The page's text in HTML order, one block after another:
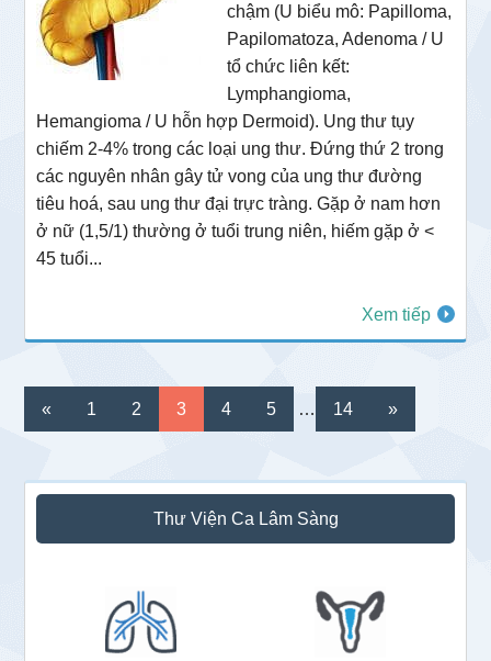
chậm (U biểu mô: Papilloma,
Papilomatoza, Adenoma / U
tổ chức liên kết:
Lymphangioma,
Hemangioma / U hỗn hợp Dermoid). Ung thư tụy
chiếm 2-4% trong các loại ung thư. Đứng thứ 2 trong
các nguyên nhân gây tử vong của ung thư đường
tiêu hoá, sau ung thư đại trực tràng. Gặp ở nam hơn
ở nữ (1,5/1) thường ở tuổi trung niên, hiếm gặp ở <
45 tuổi...
Xem tiếp
«
Go
to
1
Go
to
2
Go
to
3
Go
to
4
Go
to
5
Interim
…
Go
to
14 »
Sidebar
chính
Thư Viện Ca Lâm Sàng